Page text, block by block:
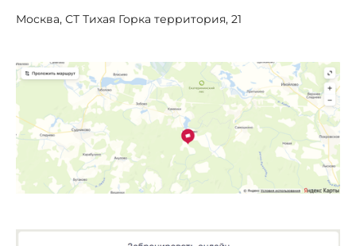
Москва, СТ Тихая Горка территория, 21